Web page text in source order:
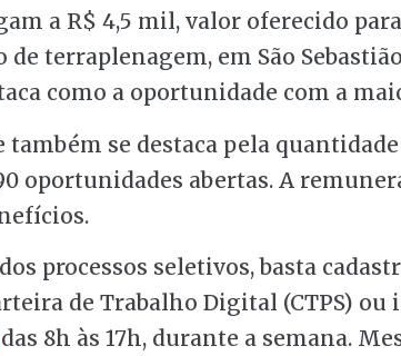
a R$ 4,5 mil, valor oferecido
de terraplenagem, em São
como a oportunidade com a
também se destaca pela
oportunidades abertas. A
processos seletivos, basta
de Trabalho Digital (CTPS) ou
8h às 17h, durante a semana.